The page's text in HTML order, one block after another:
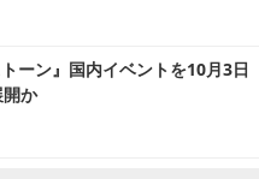
ーン』国内イベントを10月3日
か